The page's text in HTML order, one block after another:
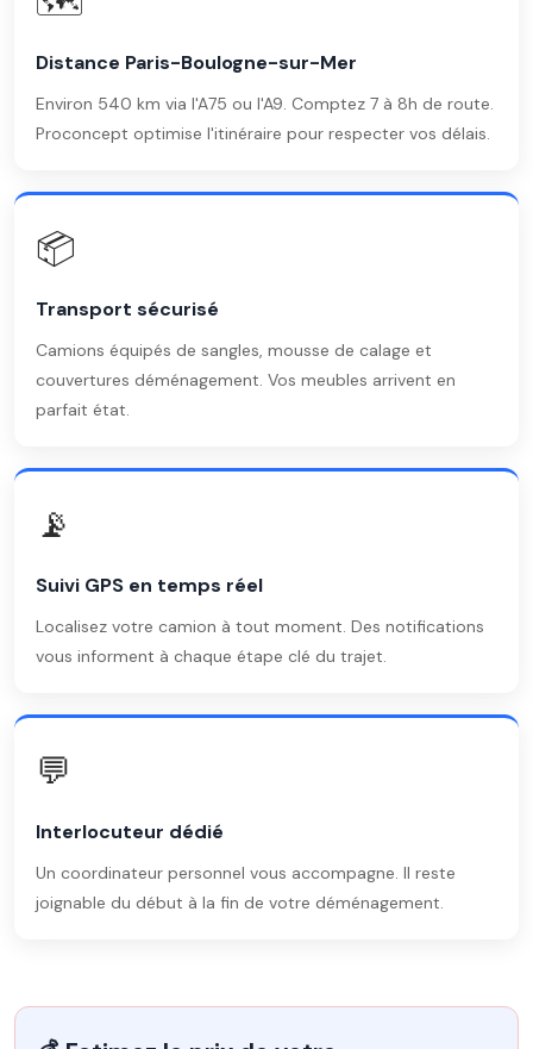
Distance Paris-Boulogne-sur-Mer
Environ 540 km via l'A75 ou l'A9. Comptez 7 à 8h de route.
Proconcept optimise l'itinéraire pour respecter vos délais.
📦
Transport sécurisé
Camions équipés de sangles, mousse de calage et
couvertures déménagement. Vos meubles arrivent en
parfait état.
📡
Suivi GPS en temps réel
Localisez votre camion à tout moment. Des notifications
vous informent à chaque étape clé du trajet.
💬
Interlocuteur dédié
Un coordinateur personnel vous accompagne. Il reste
joignable du début à la fin de votre déménagement.